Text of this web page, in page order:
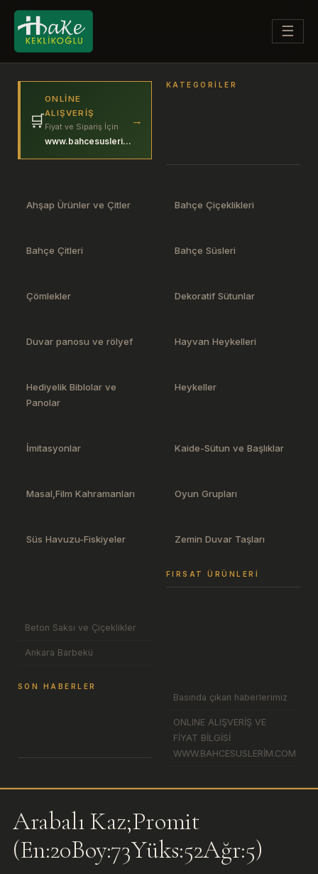
☰
🛒
ONLINE
ALIŞVERIŞ
Fiyat ve Sipariş İçin
www.bahcesuslerim.com
→
KATEGORILER
Ahşap Ürünler ve Çitler Bahçe Çiçeklikleri
Bahçe Çitleri Bahçe Süsleri
Çömlekler Dekoratif Sütunlar
Duvar panosu ve rölyef Hayvan Heykelleri
Hediyelik Biblolar ve
Panolar
Heykeller
İmitasyonlar Kaide-Sütun ve Başlıklar
Masal,Film Kahramanları Oyun Grupları
Süs Havuzu-Fiskiyeler Zemin Duvar Taşları
FIRSAT ÜRÜNLERI
Beton Saksı ve Çiçeklikler
Ankara Barbekü
SON HABERLER
Basında çıkan haberlerimiz
ONLINE ALIŞVERİŞ VE
FİYAT BİLGİSİ
WWW.BAHCESUSLERİM.COM
Arabalı Kaz;Promit
(En:20Boy:73Yüks:52Ağr:5)